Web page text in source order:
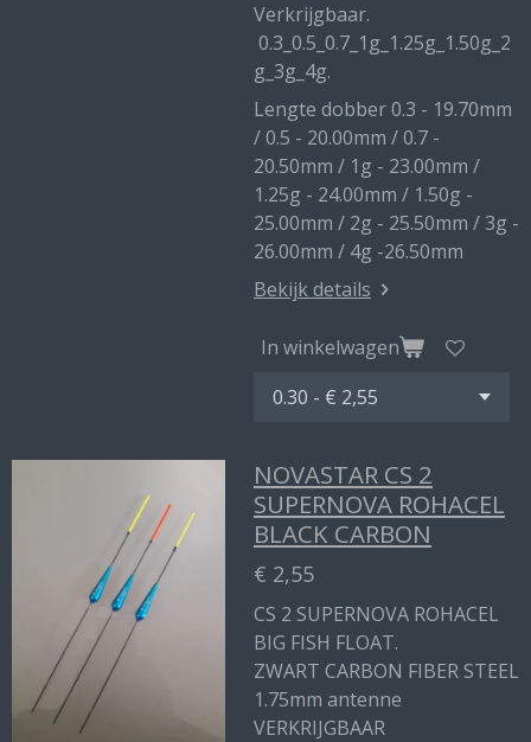
Verkrijgbaar.
0.3_0.5_0.7_1g_1.25g_1.50g_2
g_3g_4g.
Lengte dobber 0.3 - 19.70mm
/ 0.5 - 20.00mm / 0.7 -
20.50mm / 1g - 23.00mm /
1.25g - 24.00mm / 1.50g -
25.00mm / 2g - 25.50mm / 3g -
26.00mm / 4g -26.50mm
Bekijk details
In winkelwagen
NOVASTAR CS 2
SUPERNOVA ROHACEL
BLACK CARBON
€ 2,55
CS 2 SUPERNOVA ROHACEL
BIG FISH FLOAT.
ZWART CARBON FIBER STEEL
1.75mm antenne
VERKRIJGBAAR